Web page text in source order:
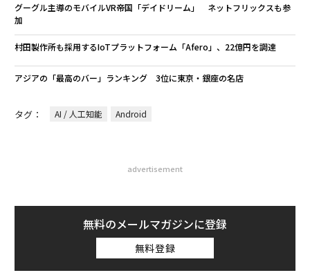
グーグル主導のモバイルVR帝国「デイドリーム」 ネットフリックスも参
加
村田製作所も採用するIoTプラットフォーム「Afero」、22億円を調達
アジアの「最高のバー」ランキング 3位に東京・銀座の名店
タグ： AI / 人工知能 Android
advertisement
無料のメールマガジンに登録
無料登録